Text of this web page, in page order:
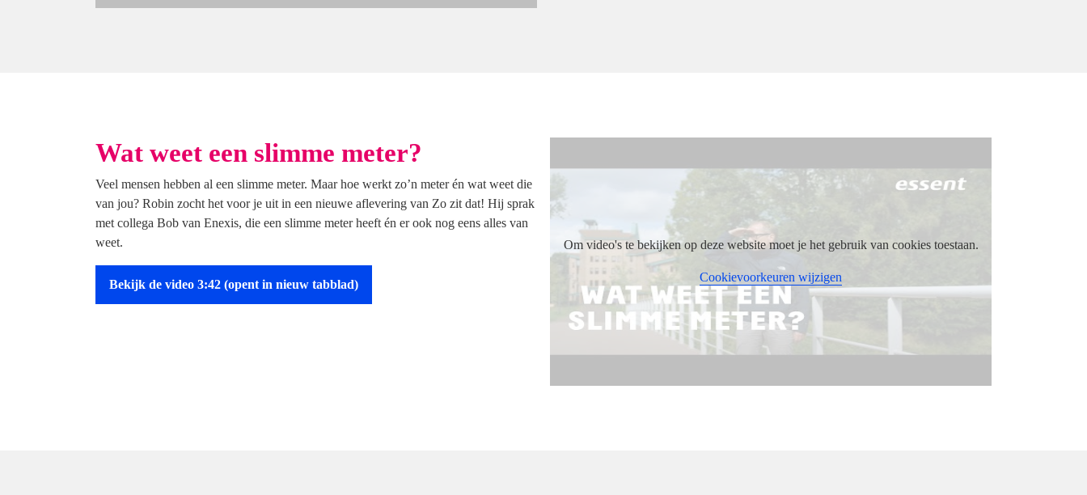
Wat weet een slimme meter?
Veel mensen hebben al een slimme meter. Maar hoe werkt zo’n meter én wat weet die
van jou? Robin zocht het voor je uit in een nieuwe aflevering van Zo zit dat! Hij sprak
met collega Bob van Enexis, die een slimme meter heeft én er ook nog eens alles van
weet.
Bekijk de video 3:42 (opent in nieuw tabblad)
Om video's te bekijken op deze website moet je het gebruik van cookies toestaan.
Cookievoorkeuren wijzigen